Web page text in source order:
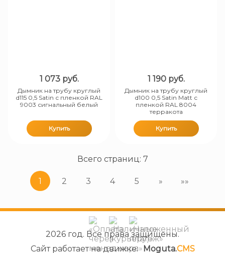
1 073 руб.
Дымник на трубу круглый
d115 0,5 Satin с пленкой RAL
9003 сигнальный белый
Купить
1 190 руб.
Дымник на трубу круглый
d100 0,5 Satin Matt с
пленкой RAL 8004
терракота
Купить
Всего страниц: 7
1 2 3 4 5 » »»
2026 год. Все права защищены.
Сайт работает на движке:
Moguta.CMS